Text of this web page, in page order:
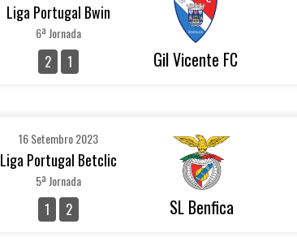
Liga Portugal Bwin
6ª Jornada
2 1 Gil Vicente FC
16 Setembro 2023
Liga Portugal Betclic
5ª Jornada
1 2 SL Benfica